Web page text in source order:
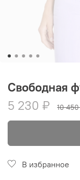
Свободная
5 230 ₽
10
В избранное